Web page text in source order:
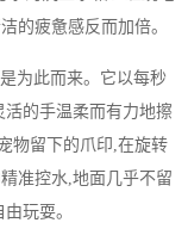
的疲惫感反而加倍。
为此而来。它以每秒
的手温柔而有力地擦
物留下的爪印,在旋转
准控水,地面几乎不留
玩耍。